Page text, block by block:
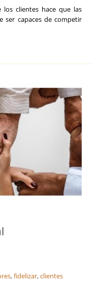
clientes hace que las
ser capaces de competir
,fidelizar,clientes